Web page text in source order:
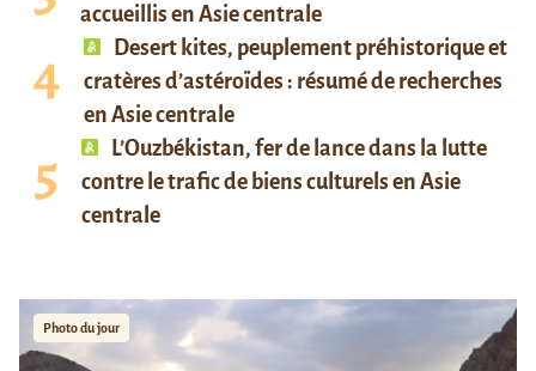
accueillis en Asie centrale
Desert kites, peuplement préhistorique et
cratères d’astéroïdes : résumé de recherches
en Asie centrale
L’Ouzbékistan, fer de lance dans la lutte
contre le trafic de biens culturels en Asie
centrale
Photo du jour